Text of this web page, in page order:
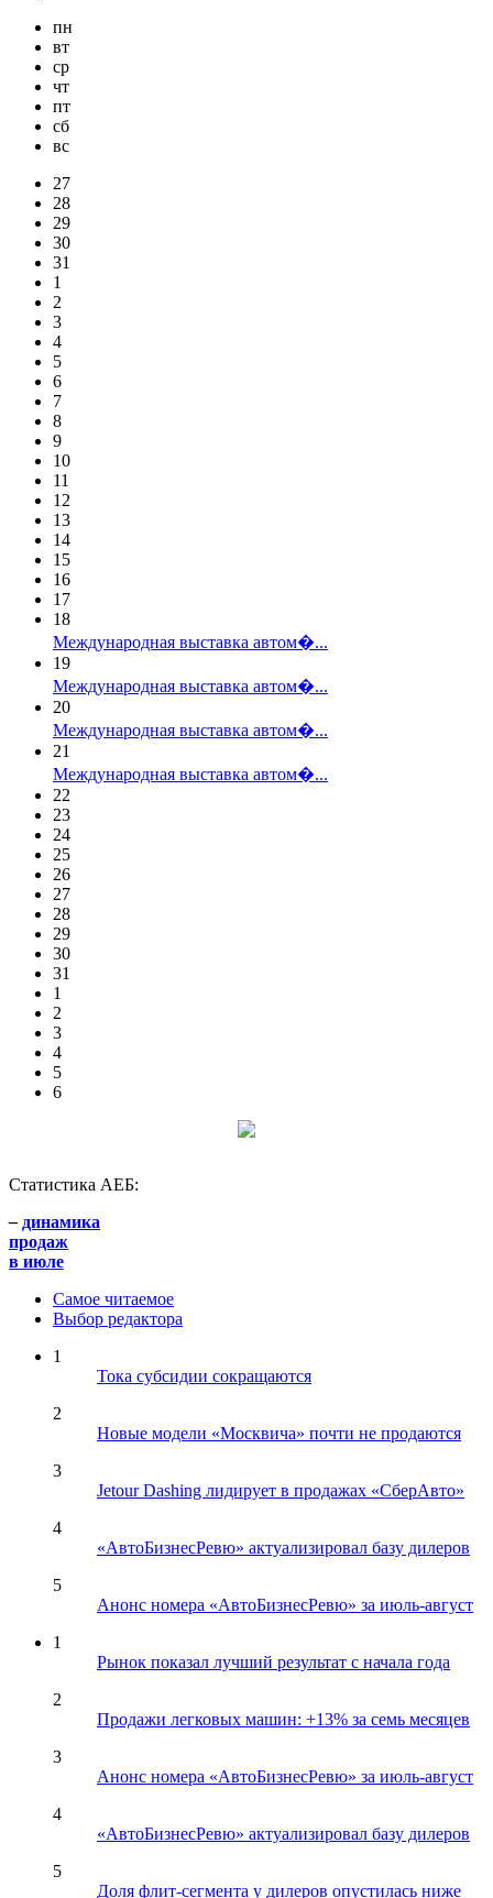
пн
вт
ср
чт
пт
сб
вс
27
28
29
30
31
1
2
3
4
5
6
7
8
9
10
11
12
13
14
15
16
17
18
Международная выставка автом�...
19
Международная выставка автом�...
20
Международная выставка автом�...
21
Международная выставка автом�...
22
23
24
25
26
27
28
29
30
31
1
2
3
4
5
6
Статистика АЕБ:
– динамика
продаж
в июле
Самое читаемое
Выбор редактора
1
Тока субсидии сокращаются
2
Новые модели «Москвича» почти не продаются
3
Jetour Dashing лидирует в продажах «СберАвто»
4
«АвтоБизнесРевю» актуализировал базу дилеров
5
Анонс номера «АвтоБизнесРевю» за июль-август
1
Рынок показал лучший результат с начала года
2
Продажи легковых машин: +13% за семь месяцев
3
Анонс номера «АвтоБизнесРевю» за июль-август
4
«АвтоБизнесРевю» актуализировал базу дилеров
5
Доля флит-сегмента у дилеров опустилась ниже